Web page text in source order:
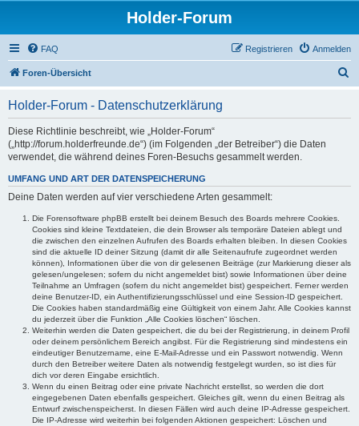
Holder-Forum
FAQ Anmelden
Registrieren
Foren-Übersicht
Holder-Forum - Datenschutzerklärung
Diese Richtlinie beschreibt, wie „Holder-Forum“
(„http://forum.holderfreunde.de“) (im Folgenden „der Betreiber“) die Daten
verwendet, die während deines Foren-Besuchs gesammelt werden.
UMFANG UND ART DER DATENSPEICHERUNG
Deine Daten werden auf vier verschiedene Arten gesammelt:
Die Forensoftware phpBB erstellt bei deinem Besuch des Boards mehrere Cookies.
Cookies sind kleine Textdateien, die dein Browser als temporäre Dateien ablegt und
die zwischen den einzelnen Aufrufen des Boards erhalten bleiben. In diesen Cookies
sind die aktuelle ID deiner Sitzung (damit dir alle Seitenaufrufe zugeordnet werden
können), Informationen über die von dir gelesenen Beiträge (zur Markierung dieser als
gelesen/ungelesen; sofern du nicht angemeldet bist) sowie Informationen über deine
Teilnahme an Umfragen (sofern du nicht angemeldet bist) gespeichert. Ferner werden
deine Benutzer-ID, ein Authentifizierungsschlüssel und eine Session-ID gespeichert.
Die Cookies haben standardmäßig eine Gültigkeit von einem Jahr. Alle Cookies kannst
du jederzeit über die Funktion „Alle Cookies löschen“ löschen.
Weiterhin werden die Daten gespeichert, die du bei der Registrierung, in deinem Profil
oder deinem persönlichem Bereich angibst. Für die Registrierung sind mindestens ein
eindeutiger Benutzername, eine E-Mail-Adresse und ein Passwort notwendig. Wenn
durch den Betreiber weitere Daten als notwendig festgelegt wurden, so ist dies für
dich vor deren Eingabe ersichtlich.
Wenn du einen Beitrag oder eine private Nachricht erstellst, so werden die dort
eingegebenen Daten ebenfalls gespeichert. Gleiches gilt, wenn du einen Beitrag als
Entwurf zwischenspeicherst. In diesen Fällen wird auch deine IP-Adresse gespeichert.
Die IP-Adresse wird weiterhin bei folgenden Aktionen gespeichert: Löschen und